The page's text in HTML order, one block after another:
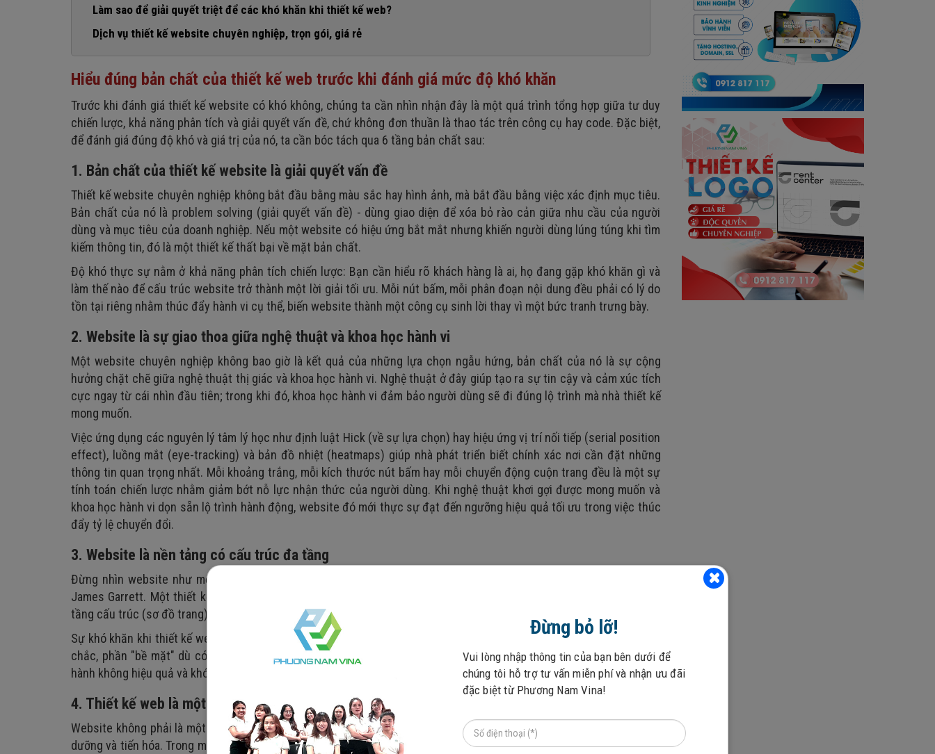
2. Website là sự giao thoa giữa nghệ thuật và khoa học hành vi
3. Website là nền tảng có cấu trúc đa tầng
5. Mỗi website tồn tại trong một bối cảnh sử dụng cụ thể
1. Không có định hướng rõ ràng ngay từ đầu
2. Thiếu kiến thức tổng thể về website
3. Giao diện thiếu tính thẩm mỹ, không phù hợp thương hiệu
4. Khó khăn về tư duy trải nghiệm người dùng
5. Khó khăn trong việc xây dựng cấu trúc website
6. Khó khăn về mặt kỹ thuật phát triển web
7. Khó khăn khi lựa chọn nền tảng và công cụ phù hợp
8. Khó khăn trong việc tối ưu SEO
9. Website không tương thích đa thiết bị
10. Bài toán về tốc độ tải trang
11. Không đảm bảo tiêu chuẩn bảo mật
12. Khó triển khai các tiêu chuẩn web hiện đại
13. Vấn đề về thời gian và chi phí
14. Tính bền vững và khả năng bảo trì, nâng cấp
Làm sao để giải quyết triệt để các khó khăn khi thiết kế web?
Dịch vụ thiết kế website chuyên nghiệp, trọn gói, giá rẻ
Hiểu đúng bản chất của thiết kế web trước khi đánh giá mức độ khó khăn
Trước khi đánh giá thiết kế website có khó không, chúng ta cần nhìn nhận đây là một quá trình tổng hợp giữa tư duy
chiến lược, khả năng phân tích và giải quyết vấn đề, chứ không đơn thuần là thao tác trên công cụ hay code. Đặc biệt,
để đánh giá đúng độ khó và giá trị của nó, ta cần bóc tách qua 6 tầng bản chất sau:
1. Bản chất của thiết kế website là giải quyết vấn đề
Thiết kế website chuyên nghiệp không bắt đầu bằng màu sắc hay hình ảnh, mà bắt đầu bằng việc xác định mục tiêu.
Bản chất của nó là problem solving (giải quyết vấn đề) - dùng giao diện để xóa bỏ rào cản giữa nhu cầu của người
dùng và mục tiêu của doanh nghiệp. Nếu một website có hiệu ứng bắt mắt nhưng khiến người dùng lúng túng khi tìm
kiếm thông tin, đó là một thiết kế thất bại về mặt bản chất.
Độ khó thực sự nằm ở khả năng phân tích chiến lược: Bạn cần hiểu rõ khách hàng là ai, họ đang gặp khó khăn gì và
làm thế nào để cấu trúc website trở thành một lời giải tối ưu. Mỗi nút bấm, mỗi phân đoạn nội dung đều phải có lý do
tồn tại riêng nhằm thúc đẩy hành vi cụ thể, biến website thành một công cụ sinh lời thay vì một bức tranh trưng bày.
2. Website là sự giao thoa giữa nghệ thuật và khoa học hành vi
Một website chuyên nghiệp không bao giờ là kết quả của những lựa chọn ngẫu hứng, bản chất của nó là sự cộng
hưởng chặt chẽ giữa nghệ thuật thị giác và khoa học hành vi. Nghệ thuật ở đây giúp tạo ra sự tin cậy và cảm xúc tích
cực ngay từ cái nhìn đầu tiên; trong khi đó, khoa học hành vi đảm bảo người dùng sẽ đi đúng lộ trình mà nhà thiết kế
mong muốn.
Việc ứng dụng các nguyên lý tâm lý học như định luật Hick (về sự lựa chọn) hay hiệu ứng vị trí nối tiếp (serial position
effect), luồng mắt (eye-tracking) và bản đồ nhiệt (heatmaps) giúp nhà phát triển biết chính xác nơi cần đặt những
thông tin quan trọng nhất. Mỗi khoảng trắng, mỗi kích thước nút bấm hay mỗi chuyển động cuộn trang đều là một sự
tính toán chiến lược nhằm giảm bớt nỗ lực nhận thức của người dùng. Khi nghệ thuật khơi gợi được mong muốn và
khoa học hành vi dọn sẵn lộ trình hành động, website đó mới thực sự đạt đến ngưỡng hiệu quả tối ưu trong việc thúc
đẩy tỷ lệ chuyển đổi.
3. Website là nền tảng có cấu trúc đa tầng
Đừng nhìn website như một mặt phẳng, hãy nhìn nó như một cấu trúc đa tầng phức tạp theo mô hình của Jesse
James Garrett. Một thiết kế hoàn chỉnh đi từ tầng chiến lược (xác định mục đích), tầng phạm vi (liệt kê tính năng),
tầng cấu trúc (sơ đồ trang), tầng khung xương (Wireframe) và cuối cùng mới là tầng bề mặt (giao diện hình ảnh).
Sự khó khăn khi thiết kế web chính là duy trì tính thống nhất giữa các tầng này. Nếu phần "khung xương" không vững
chắc, phần "bề mặt" dù có lộng lẫy đến đâu cũng sẽ tạo ra một trải nghiệm rời rạc, thiếu logic, khiến hệ thống vận
hành không hiệu quả và khó mở rộng về sau.
4. Thiết kế web là một quá trình linh hoạt, liên tục
Website không phải là một sản phẩm tĩnh được đóng gói sau khi hoàn thiện, mà là một thực thể sống cần được nuôi
dưỡng và tiến hóa. Trong môi trường số, hành vi người dùng, xu hướng công nghệ và các thuật toán tìm kiếm luôn thay
Đừng bỏ lỡ!
Vui lòng nhập thông tin của bạn bên dưới để
chúng tôi hỗ trợ tư vấn miễn phí và nhận ưu đãi
đặc biệt từ Phương Nam Vina!